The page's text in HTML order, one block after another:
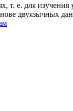
е. для
двуязычных